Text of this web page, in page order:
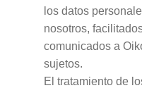
los datos
nosotros,
comunicados a
sujetos.
El tratamiento de